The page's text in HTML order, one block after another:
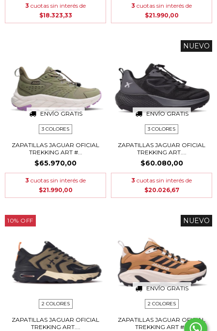
3 cuotas sin interés de
$18.323,33
3 cuotas sin interés de
$21.990,00
ENVÍO GRATIS
3 COLORES
ZAPATILLAS JAGUAR OFICIAL
TREKKING ART #...
$65.970,00
3 cuotas sin interés de
$21.990,00
ENVÍO GRATIS
NUEVO
3 COLORES
ZAPATILLAS JAGUAR OFICIAL
TREKKING ART....
$60.080,00
3 cuotas sin interés de
$20.026,67
10% OFF
2 COLORES
ZAPATILLAS JAGUAR OFICIAL
TREKKING ART....
ENVÍO GRATIS
NUEVO
2 COLORES
ZAPATILLAS JAGUAR OFICIAL
TREKKING ART #...